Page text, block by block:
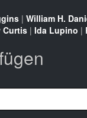
| William H.
Curtis | Ida Lupino |